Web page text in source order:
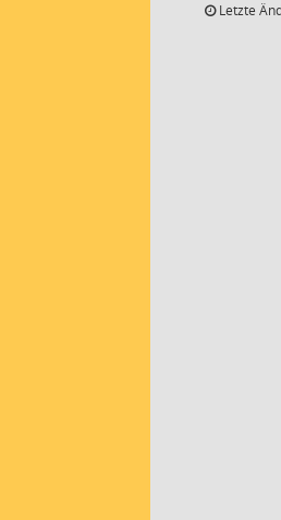
Letzte